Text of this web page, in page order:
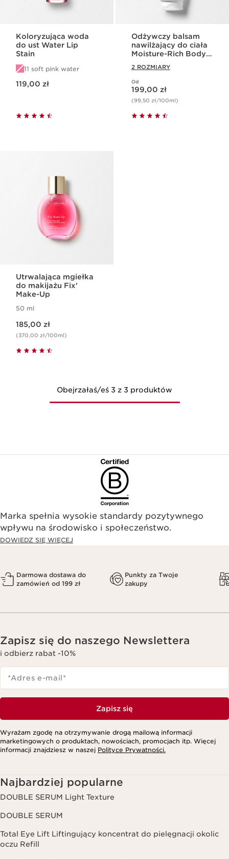
Koloryzująca woda
do ust Water Lip
Stain
11 soft pink water
119,00 zł
Odżywczy balsam
nawilżający do ciała
Moisture-Rich Body
2 ROZMIARY
Od
Aktualna cena 199,00 zł
199,00 zł
(99,50 zł/100ml)
Utrwalająca mgiełka
do makijażu Fix'
Make-Up
50 ml
185,00 zł
(370,00 zł/100ml)
Obejrzałaś/eś 3 z 3 produktów
Marka spełnia wysokie standardy pozytywnego
wpływu na środowisko i społeczeństwo.​
DOWIEDZ SIĘ WIĘCEJ
Darmowa dostawa do
zamówień od 199 zł
Punkty za Twoje
zakupy
Zapisz się do naszego Newslettera
i odbierz rabat -10%
*Adres e-mail*
Zapisz się
Wyrażam zgodę na otrzymywanie drogą mailową informacji
marketingowych o produktach, nowościach, promocjach itp. Więcej
informacji znajdziesz w naszej Polityce Prywatności.
Najbardziej popularne
DOUBLE SERUM Light Texture
DOUBLE SERUM
Total Eye Lift Liftingujący koncentrat do pielęgnacji okolic
oczu Refill